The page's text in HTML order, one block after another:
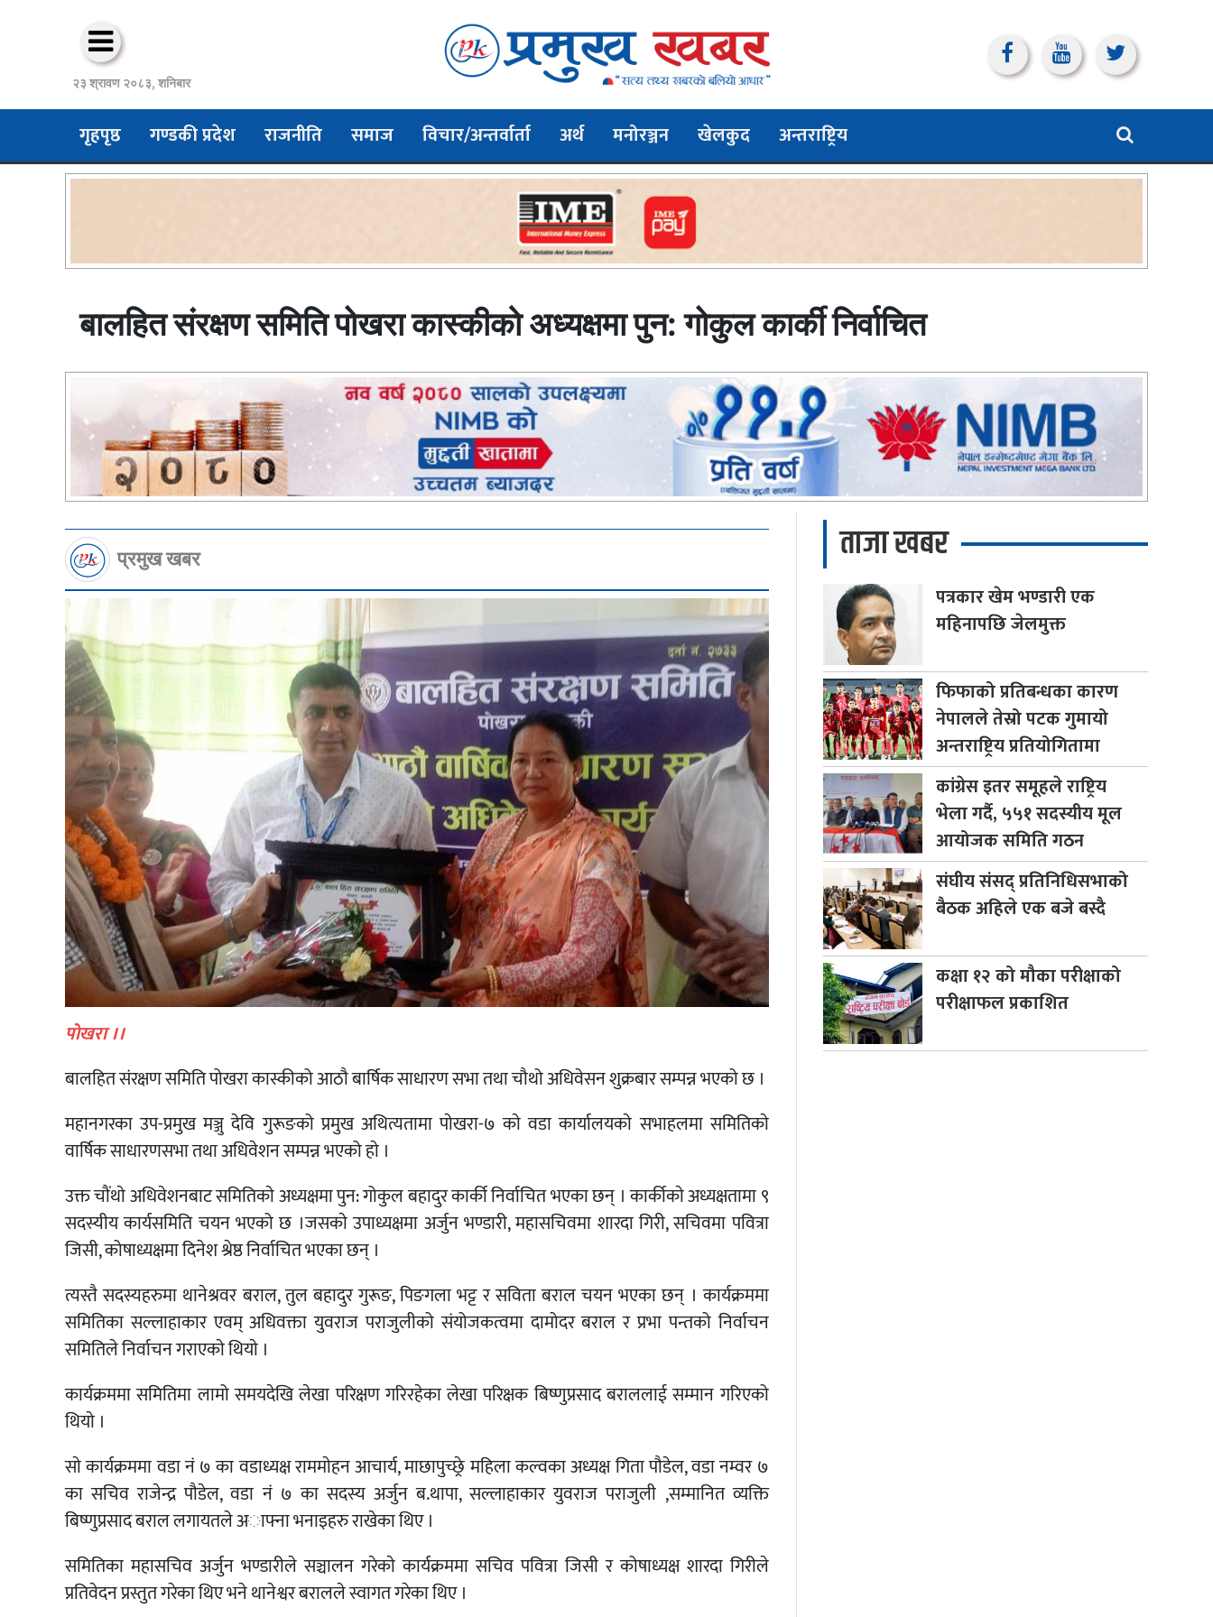
२३ श्रावण २०८३, शनिबार
गृहपृष्ठ गण्डकी प्रदेश राजनीति समाज विचार/अन्तर्वार्ता अर्थ मनोरञ्जन खेलकुद अन्तराष्ट्रिय
बालहित संरक्षण समिति पोखरा कास्कीकाे अध्यक्षमा पुन: गोकुल कार्की निर्वाचित
प्रमुख खबर
पाेखरा ।।
बालहित संरक्षण समिति पोखरा कास्कीको आठौ बार्षिक साधारण सभा तथा चौथो अधिवेसन शुक्रबार सम्पन्न भएको छ ।
महानगरका उप-प्रमुख मञ्जु देवि गुरूङको प्रमुख अथित्यतामा पाेखरा-७ काे वडा कार्यालयकाे सभाहलमा समितिकाे
वार्षिक साधारणसभा तथा अधिवेशन सम्पन्न भएको हाे ।
उक्त चाैंथाे अधिवेशनबाट समितिकाे अध्यक्षमा पुन: गोकुल बहादुर कार्की निर्वाचित भएका छन् । कार्कीकाे अध्यक्षतामा ९
सदस्यीय कार्यसमिति चयन भएको छ ।जसकाे उपाध्यक्षमा अर्जुन भण्डारी, महासचिवमा शारदा गिरी, सचिवमा पवित्रा
जिसी, कोषाध्यक्षमा दिनेश श्रेष्ठ निर्वाचित भएका छन् ।
त्यस्तै सदस्यहरुमा थानेश्रवर बराल, तुल बहादुर गुरूङ, पिङगला भट्ट र सविता बराल चयन भएका छन् । कार्यक्रममा
समितिका सल्लाहाकार एवम् अधिवक्ता युवराज पराजुलीको संयोजकत्वमा दामोदर बराल र प्रभा पन्तको निर्वाचन
समितिले निर्वाचन गराएकाे थियाे ।
कार्यक्रममा समितिमा लामो समयदेखि लेखा परिक्षण गरिरहेका लेखा परिक्षक बिष्णुप्रसाद बराललाई सम्मान गरिएको
थियाे ।
साे कार्यक्रममा वडा नं ७ का वडाध्यक्ष राममाेहन आचार्य, माछापुच्छ्रे महिला कल्वका अध्यक्ष गिता पौडेल, वडा नम्वर ७
का सचिव राजेन्द्र पौडेल, वडा नं ७ का सदस्य अर्जुन ब.थापा, सल्लाहाकार युवराज पराजुली ,सम्मानित व्यक्ति
बिष्णुप्रसाद बराल लगायतले अाफ्ना भनाइहरु राखेका थिए ।
समितिका महासचिव अर्जुन भण्डारीले सञ्चालन गरेकाे कार्यक्रममा सचिव पवित्रा जिसी र कोषाध्यक्ष शारदा गिरीले
प्रतिवेदन प्रस्तुत गरेका थिए भने थानेश्वर बरालले स्वागत गरेका थिए ।
ताजा खबर
पत्रकारखेम भण्डारी एक
महिनापछि जेलमुक्त
फिफाकोप्रतिबन्धका कारण
नेपालले तेस्रो पटक गुमायो
अन्तराष्ट्रिय प्रतियोगितामा
कांग्रेसइतर समूहले राष्ट्रिय
भेला गर्दै, ५५१ सदस्यीय मूल
आयोजक समिति गठन
संघीयसंसद् प्रतिनिधिसभाको
बैठक अहिले एक बजे बस्दै
कक्षा१२ को मौका परीक्षाको
परीक्षाफल प्रकाशित